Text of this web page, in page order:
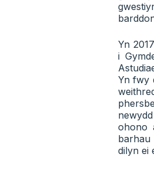
Yn
i
Yn fwy
ohono
dilyn ei